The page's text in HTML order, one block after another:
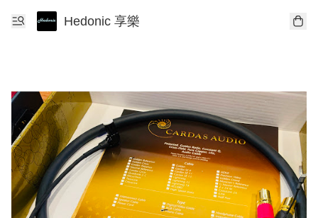
Hedonic 享樂